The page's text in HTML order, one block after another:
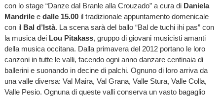
con lo stage “Danze dal Branle alla Crouzado” a cura di Daniela
Mandrile e dalle 15.00 il tradizionale appuntamento domenicale
con il Bal d’Istà. La scena sarà del ballo “Bal de tuchi ihi pas” con
la musica dei Lou Pitakass, gruppo di giovani musicisti amanti
della musica occitana. Dalla primavera del 2012 portano le loro
canzoni in tutte le valli, facendo ogni anno danzare centinaia di
ballerini e suonando in decine di palchi. Ognuno di loro arriva da
una valle diversa: Val Maira, Val Grana, Valle Stura, Valle Colla,
Valle Pesio. Ognuna di queste valli conserva un vasto bagaglio